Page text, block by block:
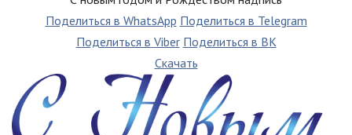
Поделиться в WhatsApp Поделиться в Telegram
Поделиться в Viber Поделиться в ВК
Скачать